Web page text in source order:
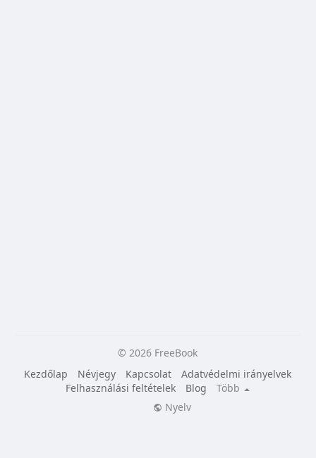
© 2026 FreeBook
Kezdőlap
Névjegy Kapcsolat
Adatvédelmi irányelvek
Felhasználási feltételek
Blog
Több
Nyelv